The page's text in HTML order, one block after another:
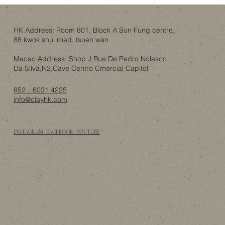
舊樓翻新，唔一定係拆咗重練：結構限制
下的設計取捨
HK Address: Room 801, Block A Sun Fung centre,
88 kwok shui road, tsuen wan
Macao Address: Shop J Rua De Pedro Nolasco
Da Silva,N2,Cave Centro Cmercial Capitol
852．6031 4225
info@clayhk.com
INSTAGRAM · FACEBOOK · YOUTUBE